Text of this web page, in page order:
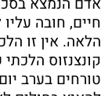
חיים, חובה
הלאה. אין זו
קונצנזוס
טורחים בערב